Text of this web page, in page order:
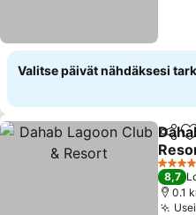
Valitse päivät nähdäksesi
Jaa
4
8,7
0.1